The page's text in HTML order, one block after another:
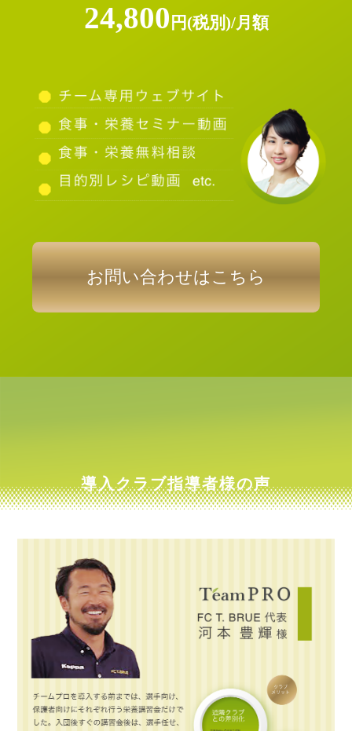
24,800 円(税別)/月額
お問い合わせはこちら
導入クラブ指導者様の声